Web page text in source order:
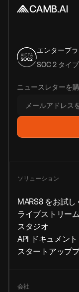
エンタープ
SOC 2 タイ
ニュースレターを
ソリューション
MARS8 をお試し
ライブストリーム
スタジオ
API ドキュメント
スタートアップ
会社